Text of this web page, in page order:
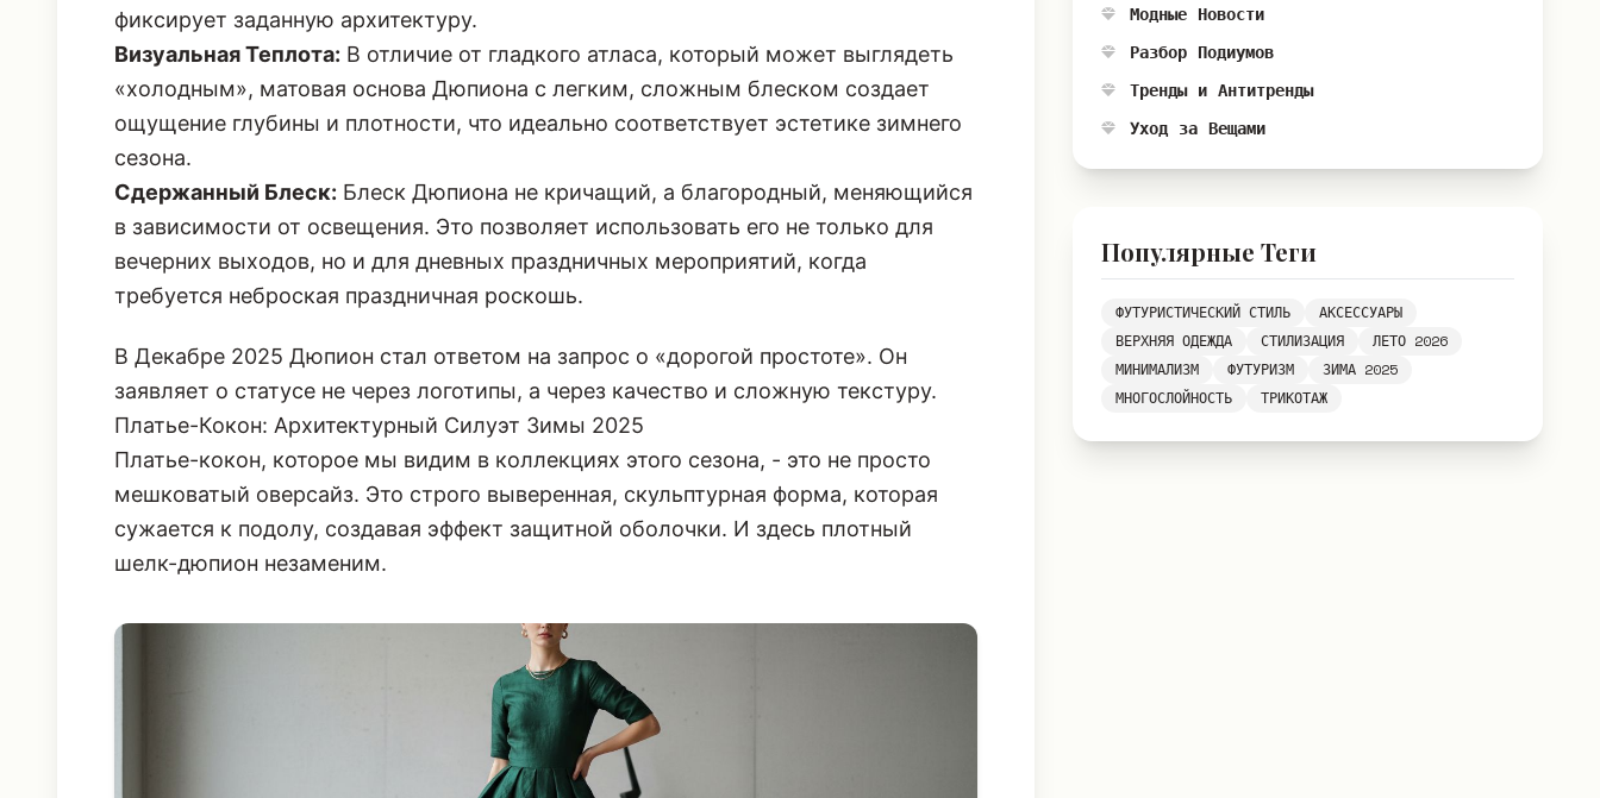
фиксирует заданную архитектуру.
Визуальная Теплота: В отличие от гладкого атласа, который может выглядеть
«холодным», матовая основа Дюпиона с легким, сложным блеском создает
ощущение глубины и плотности, что идеально соответствует эстетике зимнего
сезона.
Сдержанный Блеск: Блеск Дюпиона не кричащий, а благородный, меняющийся
в зависимости от освещения. Это позволяет использовать его не только для
вечерних выходов, но и для дневных праздничных мероприятий, когда
требуется неброская праздничная роскошь.
В Декабре 2025 Дюпион стал ответом на запрос о «дорогой простоте». Он
заявляет о статусе не через логотипы, а через качество и сложную текстуру.
Платье-Кокон: Архитектурный Силуэт Зимы 2025
Платье-кокон, которое мы видим в коллекциях этого сезона, - это не просто
мешковатый оверсайз. Это строго выверенная, скульптурная форма, которая
сужается к подолу, создавая эффект защитной оболочки. И здесь плотный
шелк-дюпион незаменим.
Модные Новости
Разбор Подиумов
Тренды и Антитренды
Уход за Вещами
Популярные Теги
ФУТУРИСТИЧЕСКИЙ СТИЛЬ
АКСЕССУАРЫ
ВЕРХНЯЯ ОДЕЖДА
СТИЛИЗАЦИЯ
ЛЕТО 2026
МИНИМАЛИЗМ
ФУТУРИЗМ
ЗИМА 2025
МНОГОСЛОЙНОСТЬ
ТРИКОТАЖ